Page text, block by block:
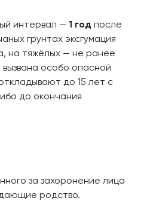
интервал — 1 год после
грунтах эксгумация
на тяжёлых — не ранее
особо опасной
до 15 лет с
до окончания
за захоронение лица
родство.